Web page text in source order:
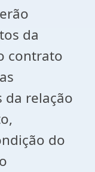
da
contrato
da relação
do